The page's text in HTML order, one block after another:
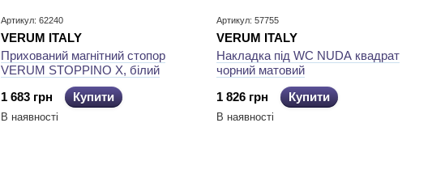
Артикул: 62240
VERUM ITALY
Прихований магнітний стопор
VERUM STOPPINO X, білий
1 683 грн
Купити
В наявності
Артикул: 57755
VERUM ITALY
Накладка під WC NUDA квадрат
чорний матовий
1 826 грн
Купити
В наявності